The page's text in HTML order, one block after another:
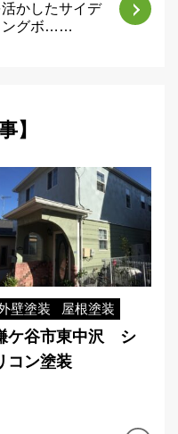
活かしたサイデ
ングボ……
】
壁塗装 屋根塗装
ケ谷市東中沢 シ
コン塗装